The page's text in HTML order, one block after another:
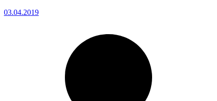
03.04.2019